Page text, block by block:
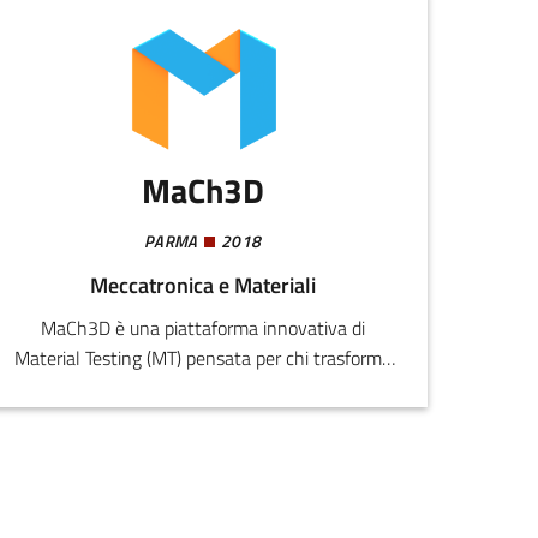
MaCh3D
PARMA 2018
Meccatronica e Materiali
MaCh3D è una piattaforma innovativa di
Material Testing (MT) pensata per chi trasforma
platica e additive manufacturing).MaCh3D è